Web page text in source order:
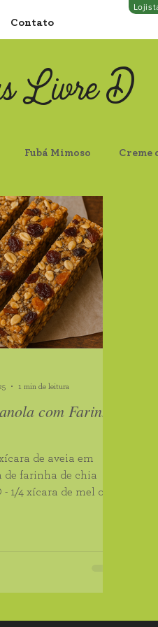
Contato
Livre D
Fubá Mimoso Creme
Farelo de Aveia
Castanha do Pará
Branca
com Farinha
1 min de leitura